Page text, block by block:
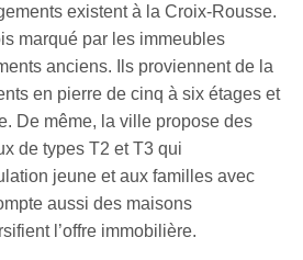
existent à la Croix-Rousse.
marqué par les immeubles
anciens. Ils proviennent de la
en pierre de cinq à six étages et
De même, la ville propose des
de types T2 et T3 qui
jeune et aux familles avec
aussi des maisons
l’offre immobilière.